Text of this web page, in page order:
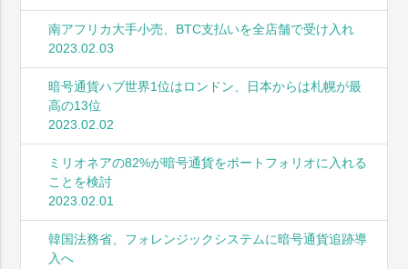
南アフリカ大手小売、BTC支払いを全店舗で受け入れ
2023.02.03
暗号通貨ハブ世界1位はロンドン、日本からは札幌が最
高の13位
2023.02.02
ミリオネアの82%が暗号通貨をポートフォリオに入れる
ことを検討
2023.02.01
韓国法務省、フォレンジックシステムに暗号通貨追跡導
入へ